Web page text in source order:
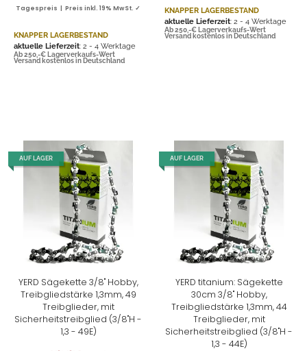
Tagespreis | Preis inkl. 19% MwSt. ✓
KNAPPER LAGERBESTAND
aktuelle Lieferzeit: 2 - 4 Werktage
Ab 250,-€ Lagerverkaufs-Wert
Versand kostenlos in Deutschland
KNAPPER LAGERBESTAND
aktuelle Lieferzeit: 2 - 4 Werktage
Ab 250,-€ Lagerverkaufs-Wert
Versand kostenlos in Deutschland
AUF LAGER
YERD Sägekette 3/8" Hobby,
Treibgliedstärke 1,3mm, 49
Treibglieder, mit
Sicherheitstreibglied (3/8"H -
1,3 - 49E)
AUF LAGER
YERD titanium: Sägekette
30cm 3/8" Hobby,
Treibgliedstärke 1,3mm, 44
Treibglieder, mit
Sicherheitstreibglied (3/8"H -
1,3 - 44E)